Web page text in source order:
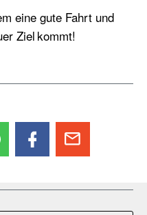
eine gute Fahrt und
Ziel kommt!